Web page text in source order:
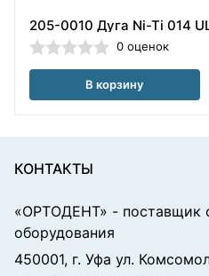
205-0010 Дуга Ni-Ti 014
0 оценок
В корзину
КОНТАКТЫ
«ОРТОДЕНТ» - поставщик
оборудования
450001, г. Уфа ул.